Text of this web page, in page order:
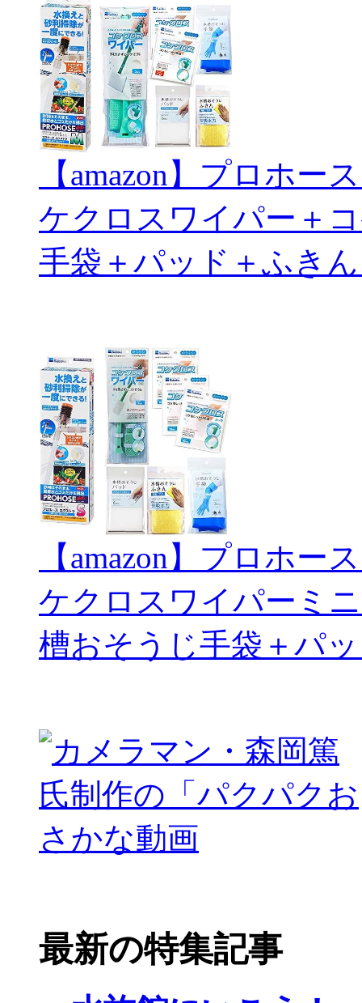
【amazon】プロホ
ケクロスワイパー＋
手袋＋パッド＋ふき
【amazon】プロホー
ケクロスワイパーミ
槽おそうじ手袋＋パ
最新の特集記事